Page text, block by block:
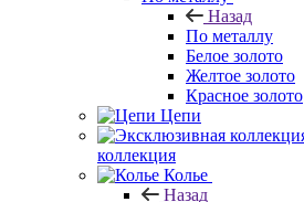
Назад
По металлу
Белое золото
Желтое золото
Красное золото
Цепи
коллекция
Колье
Назад